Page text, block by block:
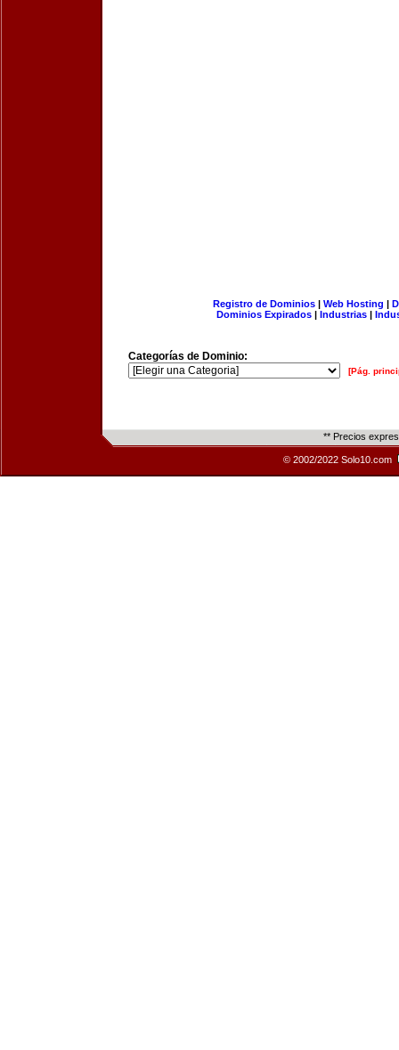
Registro de Dominios| Web Hosting |
Dominios Expirados | Industrias |
Categorías de Dominio:
[Pág.
** Precios
© 2002/2022 Solo10.com